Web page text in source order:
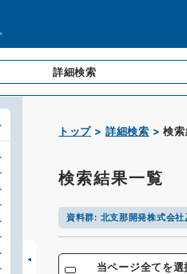
詳細検索
トップ 詳細検索 検
検索結果一覧
資料群: 北支那開発株式会
当ページ全てを